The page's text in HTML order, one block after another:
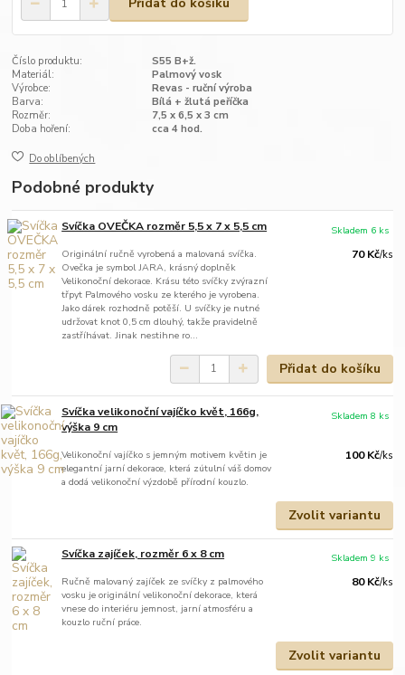
Číslo produktu:
S55 B+ž.
Materiál:
Palmový vosk
Výrobce:
Revas - ruční výroba
Barva:
Bílá + žlutá peříčka
Rozměr:
7,5 x 6,5 x 3 cm
Doba hoření:
cca 4 hod.
Do oblíbených
Podobné produkty
Svíčka OVEČKA rozměr 5,5 x 7 x 5,5 cm
Originální ručně vyrobená a malovaná svíčka.
Ovečka je symbol JARA, krásný doplněk
Velikonoční dekorace. Krásu této svíčky zvýrazní
třpyt Palmového vosku ze kterého je vyrobena.
Jako dárek rozhodně potěší. U svíčky je nutné
udržovat knot 0,5 cm dlouhý, takže pravidelně
zastříhávat. Jinak nestihne ro...
70 Kč/ks
Skladem 6 ks
Přidat do košíku
Svíčka velikonoční vajíčko květ, 166g,
výška 9 cm
Velikonoční vajíčko s jemným motivem květin je
elegantní jarní dekorace, která zútulní váš domov
a dodá velikonoční výzdobě přírodní kouzlo.
100 Kč/ks
Skladem 8 ks
Zvolit variantu
Svíčka zajíček, rozměr 6 x 8 cm
Ručně malovaný zajíček ze svíčky z palmového
vosku je originální velikonoční dekorace, která
vnese do interiéru jemnost, jarní atmosféru a
kouzlo ruční práce.
80 Kč/ks
Skladem 9 ks
Zvolit variantu